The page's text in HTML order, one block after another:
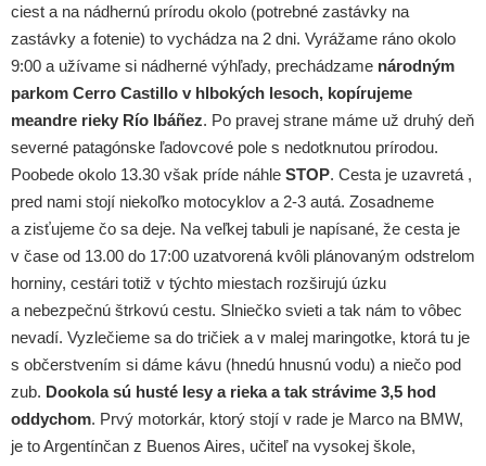
ciest a na nádhernú prírodu okolo (potrebné zastávky na
zastávky a fotenie) to vychádza na 2 dni. Vyrážame ráno okolo
9:00 a užívame si nádherné výhľady, prechádzame národným
parkom Cerro Castillo v hlbokých lesoch, kopírujeme
meandre rieky Río Ibáñez. Po pravej strane máme už druhý deň
severné patagónske ľadovcové pole s nedotknutou prírodou.
Poobede okolo 13.30 však príde náhle STOP. Cesta je uzavretá ,
pred nami stojí niekoľko motocyklov a 2-3 autá. Zosadneme
a zisťujeme čo sa deje. Na veľkej tabuli je napísané, že cesta je
v čase od 13.00 do 17:00 uzatvorená kvôli plánovaným odstrelom
horniny, cestári totiž v týchto miestach rozširujú úzku
a nebezpečnú štrkovú cestu. Slniečko svieti a tak nám to vôbec
nevadí. Vyzlečieme sa do tričiek a v malej maringotke, ktorá tu je
s občerstvením si dáme kávu (hnedú hnusnú vodu) a niečo pod
zub. Dookola sú husté lesy a rieka a tak strávime 3,5 hod
oddychom. Prvý motorkár, ktorý stojí v rade je Marco na BMW,
je to Argentínčan z Buenos Aires, učiteľ na vysokej škole,